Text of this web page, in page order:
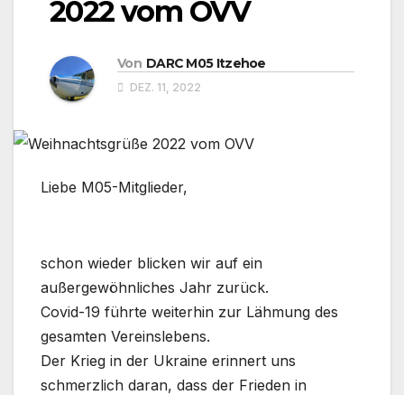
2022 vom OVV
Von DARC M05 Itzehoe
DEZ. 11, 2022
Liebe M05-Mitglieder,
schon wieder blicken wir auf ein
außergewöhnliches Jahr zurück.
Covid-19 führte weiterhin zur Lähmung des
gesamten Vereinslebens.
Der Krieg in der Ukraine erinnert uns
schmerzlich daran, dass der Frieden in